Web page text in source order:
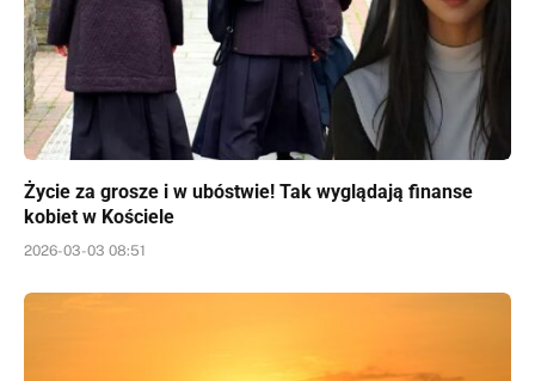
Życie za grosze i w ubóstwie! Tak wyglądają finanse
kobiet w Kościele
2026-03-03 08:51